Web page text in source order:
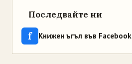
Последвайте ни
f Книжен ъгъл във Facebook